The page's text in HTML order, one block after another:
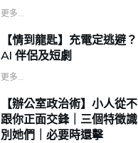
更多...
【情到龍匙】充電定逃避？
AI 伴侶及短劇
更多...
【辦公室政治術】小人從不
跟你正面交鋒｜三個特徵識
別她們｜必要時還擊